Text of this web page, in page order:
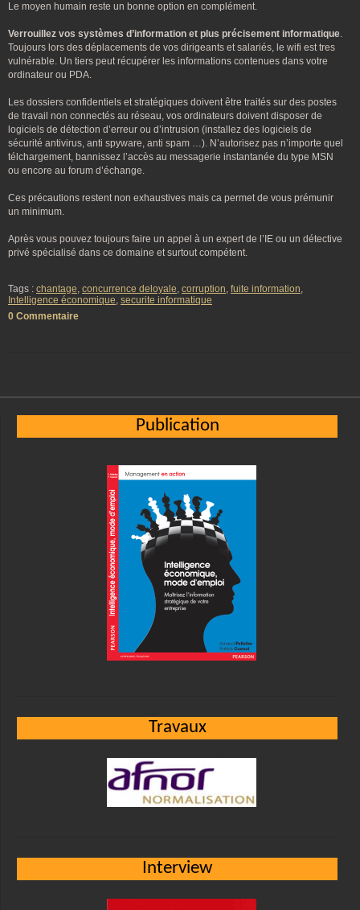
Le moyen humain reste un bonne option en complément.
Verrouillez vos systèmes d’information et plus précisement informatique.
Toujours lors des déplacements de vos dirigeants et salariés, le wifi est tres
vulnérable. Un tiers peut récupérer les informations contenues dans votre
ordinateur ou PDA.
Les dossiers confidentiels et stratégiques doivent être traités sur des postes
de travail non connectés au réseau, vos ordinateurs doivent disposer de
logiciels de détection d’erreur ou d’intrusion (installez des logiciels de
sécurité antivirus, anti spyware, anti spam …). N’autorisez pas n’importe quel
télchargement, bannissez l’accès au messagerie instantanée du type MSN
ou encore au forum d’échange.
Ces précautions restent non exhaustives mais ca permet de vous prémunir
un minimum.
Après vous pouvez toujours faire un appel à un expert de l’IE ou un détective
privé spécialisé dans ce domaine et surtout compétent.
Tags : chantage, concurrence deloyale, corruption, fuite information,
Intelligence économique, securite informatique
0 Commentaire
Publication
Travaux
Interview